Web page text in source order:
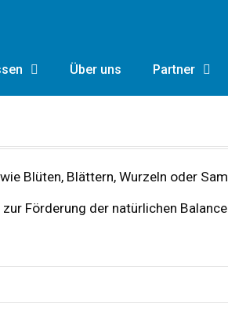
Über uns Partner
Blüten, Blättern, Wurzeln oder
Förderung der natürlichen